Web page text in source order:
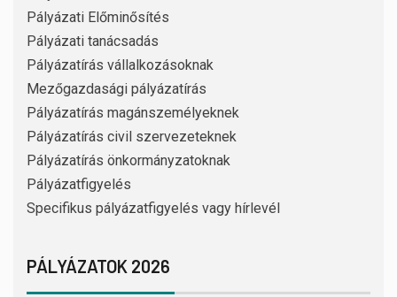
Pályázati Előminősítés
Pályázati tanácsadás
Pályázatírás vállalkozásoknak
Mezőgazdasági pályázatírás
Pályázatírás magánszemélyeknek
Pályázatírás civil szervezeteknek
Pályázatírás önkormányzatoknak
Pályázatfigyelés
Specifikus pályázatfigyelés vagy hírlevél
PÁLYÁZATOK 2026